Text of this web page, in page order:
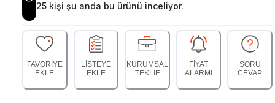
25 kişi şu anda bu ürünü inceliyor.
FAVORİYE
EKLE
LİSTEYE
EKLE
KURUMSAL
TEKLİF
FİYAT
ALARMI
SORU
CEVAP